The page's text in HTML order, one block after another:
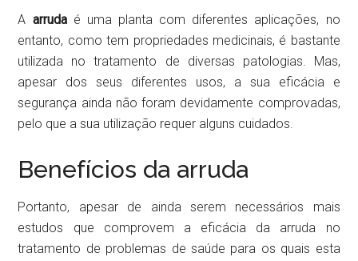
A arrudaé uma planta com diferentes aplicações, no
entanto, como tem propriedades medicinais, é bastante
utilizada no tratamento de diversas patologias. Mas,
apesar dos seus diferentes usos, a sua eficácia e
segurança ainda não foram devidamente comprovadas,
pelo que a sua utilização requer alguns cuidados.
Benefícios da arruda
Portanto, apesar de ainda serem necessários mais
estudos que comprovem a eficácia da arruda no
tratamento de problemas de saúde para os quais esta